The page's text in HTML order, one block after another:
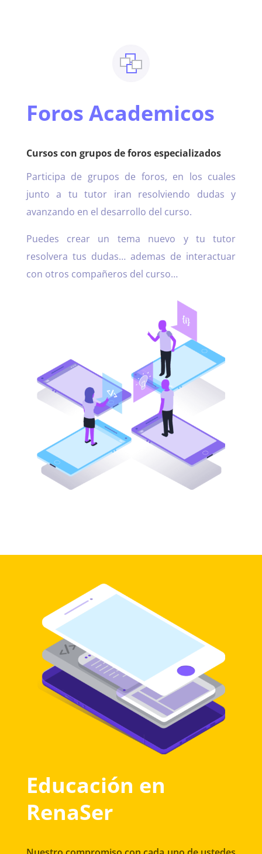
Foros Academicos
Cursos con grupos de foros especializados
Participa de grupos de foros, en los cuales
junto a tu tutor iran resolviendo dudas y
avanzando en el desarrollo del curso.
Puedes crear un tema nuevo y tu tutor
resolvera tus dudas… ademas de interactuar
con otros compañeros del curso…
Educación en
RenaSer